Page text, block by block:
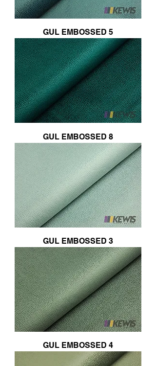
GUL EMBOSSED 5
GUL EMBOSSED 8
GUL EMBOSSED 3
GUL EMBOSSED 4